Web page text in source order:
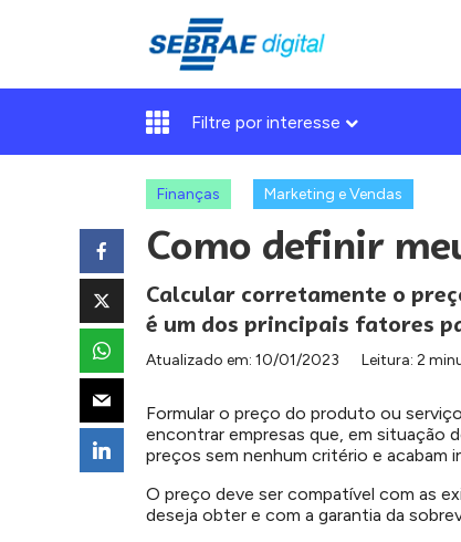
Filtre por interesse
Finanças Marketing e Vendas
Como definir
Calcular corretamente o
é um dos principais fatores
Atualizado em: 10/01/2023 Leitura: 2
Formular o preço do produto ou
encontrar empresas que, em situação
preços sem nenhum critério e acabam
O preço deve ser compatível com as
deseja obter e com a garantia da